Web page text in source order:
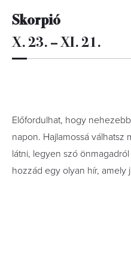
Skorpió
X. 23. – XI. 21.
Előfordulhat, hogy
napon. Hajlamossá válhatsz
látni, legyen szó
hozzád egy olyan hír,